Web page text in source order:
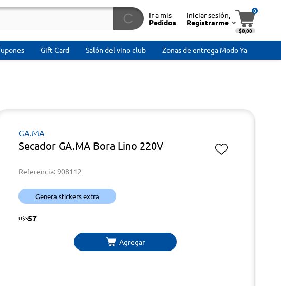
Ir a mis
Pedidos
Iniciar sesión,
Registrarme
0
$0,00
Gift Card Salón del vino club Zonas de entrega Modo Ya
GA.MA
Secador GA.MA Bora Lino 220V
Referencia: 908112
Genera stickers extra
U$S57
Agregar